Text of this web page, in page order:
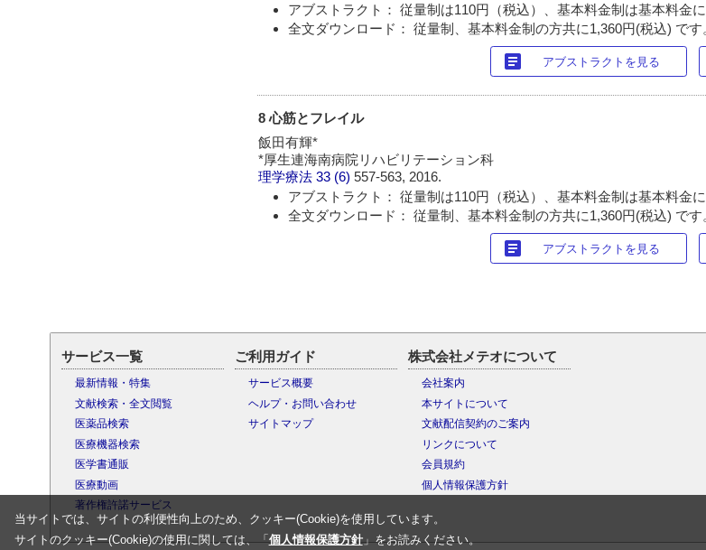
アブストラクト： 従量制は110円（税込）、基本料金制は基本料金に
全文ダウンロード： 従量制、基本料金制の方共に1,360円(税込) です
article アブストラクトを見る
8 心筋とフレイル
飯田有輝*
*厚生連海南病院リハビリテーション科
理学療法 33 (6)557-563, 2016.
アブストラクト： 従量制は110円（税込）、基本料金制は基本料金に
全文ダウンロード： 従量制、基本料金制の方共に1,360円(税込) です
article アブストラクトを見る
サービス一覧
最新情報・特集
文献検索・全文閲覧
医薬品検索
医療機器検索
医学書通販
医療動画
著作権許諾サービス
ご利用ガイド
サービス概要
ヘルプ・お問い合わせ
サイトマップ
株式会社メテオについて
会社案内
本サイトについて
文献配信契約のご案内
リンクについて
会員規約
個人情報保護方針
当サイトでは、サイトの利便性向上のため、クッキー(Cookie)を使用しています。
サイトのクッキー(Cookie)の使用に関しては、「個人情報保護方針」をお読みください。